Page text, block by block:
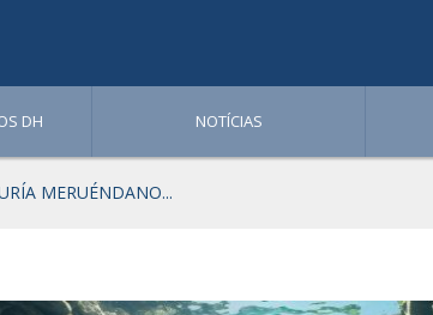
DH NOTÍCIAS
MERUÉNDANO...